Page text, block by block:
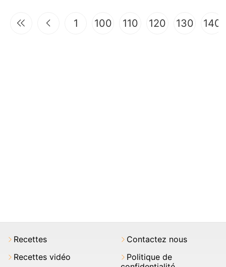
1 100 110 120 130 140
Recettes
Recettes vidéo
Contactez nous
Politique de